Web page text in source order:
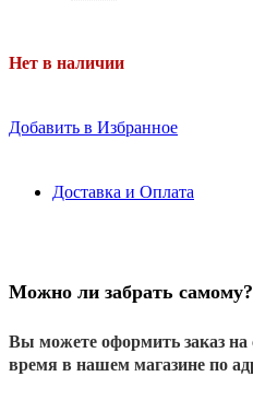
Нет в наличии
Добавить в Избранное
Доставка и Оплата
Можно ли забрать самому?
Вы можете оформить заказ на
время в нашем магазине по